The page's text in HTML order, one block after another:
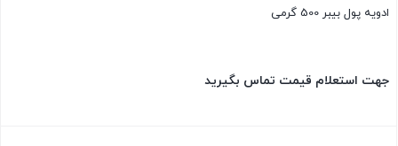
ادویه پول بیبر 500 گرمی
جهت استعلام قیمت تماس بگیرید